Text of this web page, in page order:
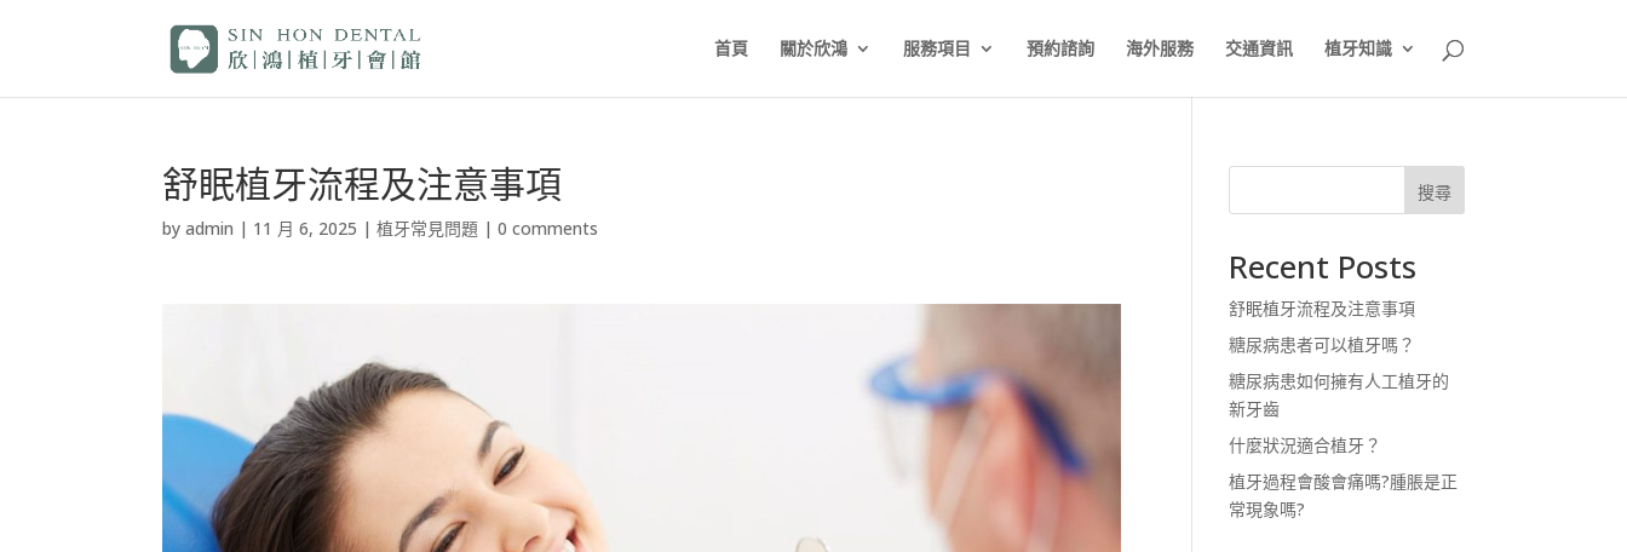
首頁 關於欣鴻 服務項目 預約諮詢 海外服務 交通資訊 植牙知識
舒眠植牙流程及注意事項
byadmin | 11 月 6, 2025 |植牙常見問題 |0 comments
搜尋
Recent Posts
舒眠植牙流程及注意事項
糖尿病患者可以植牙嗎？
糖尿病患如何擁有人工植牙的
新牙齒
什麼狀況適合植牙？
植牙過程會酸會痛嗎?腫脹是正
常現象嗎?